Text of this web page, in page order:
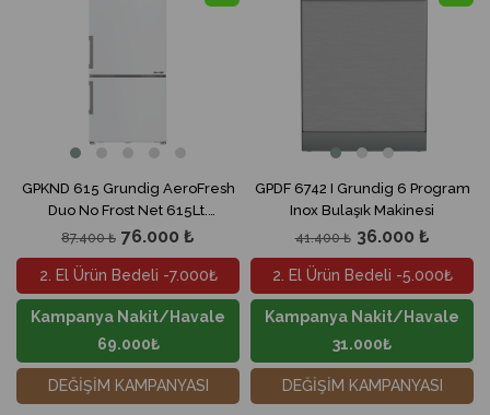
GPKND 615 Grundig AeroFresh
Duo No Frost Net 615Lt.
Buzdolabı
76.000 ₺
87.400 ₺
2. El Ürün Bedeli -7.000₺
Kampanya Nakit/Havale
69.000₺
DEĞİŞİM KAMPANYASI
GPDF 6742 I Grundig 6 Program
Inox Bulaşık Makinesi
36.000 ₺
41.400 ₺
2. El Ürün Bedeli -5.000₺
Kampanya Nakit/Havale
31.000₺
DEĞİŞİM KAMPANYASI